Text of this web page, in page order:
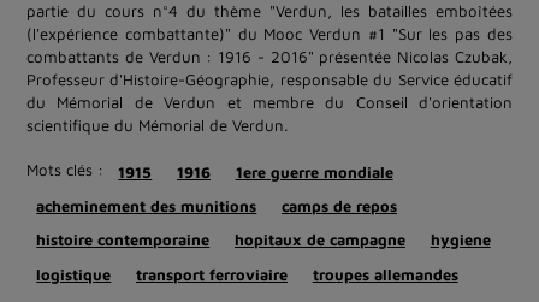
partie du cours n°4 du thème "Verdun, les batailles emboîtées
(l'expérience combattante)" du Mooc Verdun #1 "Sur les pas des
combattants de Verdun : 1916 - 2016" présentée Nicolas Czubak,
Professeur d'Histoire-Géographie, responsable du Service éducatif
du Mémorial de Verdun et membre du Conseil d'orientation
scientifique du Mémorial de Verdun.
Mots clés : 1915 1916
1ere guerre mondiale
acheminement des munitions
camps de repos
histoire contemporaine
hopitaux de campagne
hygiene
logistique
transport ferroviaire
troupes allemandes